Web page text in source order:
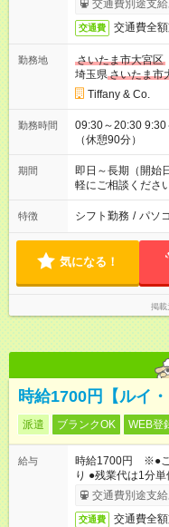
交通費別途支給
交通費 交通費全額
勤務地
さいたま市大宮区
埼玉県さいたま市
Tiffany & Co.
勤務時間
09:30～20:30 9:30～20:30の間でシフト制／1日実働7.5時間
（休憩90分）
期間
即日～長期（開始
軽にご相談ください
特徴 シフト勤務 / パソ
気になる！
掲載
時給1700円【ルイ
派遣 ブランクOK WEB登
給与
時給1700円 ※●ご
り ●残業代は1分
交通費別途支給
交通費 交通費全額